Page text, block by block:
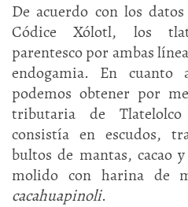
De acuerdo con los
Códice Xólotl, los
parentesco por ambas
endogamia. En
podemos obtener por
tributaria de
consistía en escudos,
bultos de mantas, cacao
molido con harina de
cacahuapinoli.